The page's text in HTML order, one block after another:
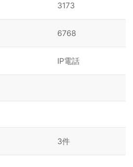
3173
6768
IP電話
3件